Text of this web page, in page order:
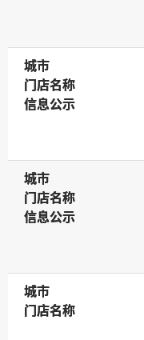
城市
城市
门店名称
门店名称
信息公示
信息公示
城市
城市
门店名称
门店名称
信息公示
信息公示
城市
城市
门店名称
门店名称